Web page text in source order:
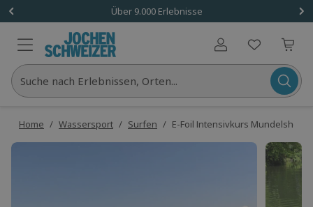
Über 9.000 Erlebnisse
Benutzerkonto
Suche nach Erlebnissen, Orten...
Home / Wassersport / Surfen / E-Foil Intensivkurs Mundelsheim